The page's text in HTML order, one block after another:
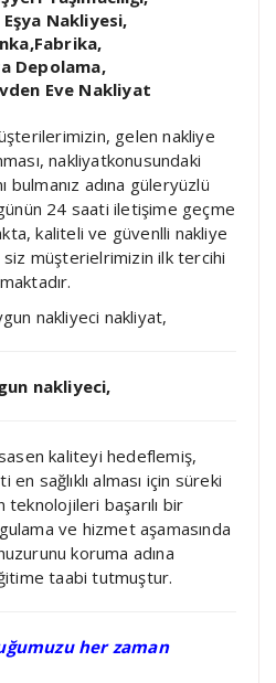
Eşya Nakliyesi,
Depolama,
Eve Nakliyat
gelen nakliye
nakliyatkonusundaki
bulmanız adına güleryüzlü
24 saati iletişime geçme
kaliteli ve güvenlli nakliye
müşterielrimizin ilk tercihi
nakliyeci,
kaliteyi hedeflemiş,
sağlıklı alması için süreki
teknolojileri başarılı bir
ve hizmet aşamasında
koruma adına
taabi tutmuştur.
her zaman